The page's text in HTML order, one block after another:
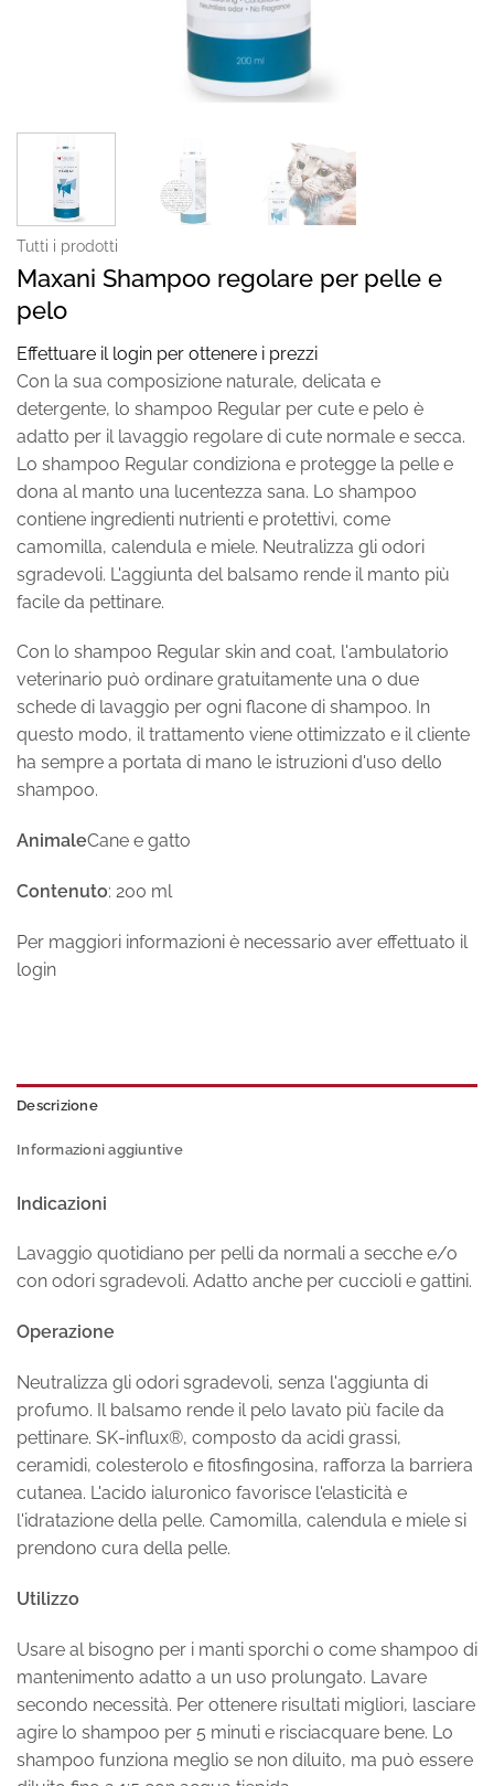
Tutti i prodotti
Maxani Shampoo regolare per pelle e
pelo
Effettuare il login per ottenere i prezzi
Con la sua composizione naturale, delicata e
detergente, lo shampoo Regular per cute e pelo è
adatto per il lavaggio regolare di cute normale e secca.
Lo shampoo Regular condiziona e protegge la pelle e
dona al manto una lucentezza sana. Lo shampoo
contiene ingredienti nutrienti e protettivi, come
camomilla, calendula e miele. Neutralizza gli odori
sgradevoli. L'aggiunta del balsamo rende il manto più
facile da pettinare.
Con lo shampoo Regular skin and coat, l'ambulatorio
veterinario può ordinare gratuitamente una o due
schede di lavaggio per ogni flacone di shampoo. In
questo modo, il trattamento viene ottimizzato e il cliente
ha sempre a portata di mano le istruzioni d'uso dello
shampoo.
AnimaleCane e gatto
Contenuto: 200 ml
Per maggiori informazioni è necessario aver effettuato il
login
Descrizione
Informazioni aggiuntive
Indicazioni
Lavaggio quotidiano per pelli da normali a secche e/o
con odori sgradevoli. Adatto anche per cuccioli e gattini.
Operazione
Neutralizza gli odori sgradevoli, senza l'aggiunta di
profumo. Il balsamo rende il pelo lavato più facile da
pettinare. SK-influx®, composto da acidi grassi,
ceramidi, colesterolo e fitosfingosina, rafforza la barriera
cutanea. L'acido ialuronico favorisce l'elasticità e
l'idratazione della pelle. Camomilla, calendula e miele si
prendono cura della pelle.
Utilizzo
Usare al bisogno per i manti sporchi o come shampoo di
mantenimento adatto a un uso prolungato. Lavare
secondo necessità. Per ottenere risultati migliori, lasciare
agire lo shampoo per 5 minuti e risciacquare bene. Lo
shampoo funziona meglio se non diluito, ma può essere